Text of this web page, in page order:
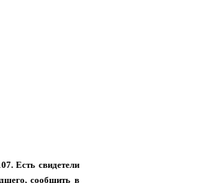
Есть свидетели
сообщить в